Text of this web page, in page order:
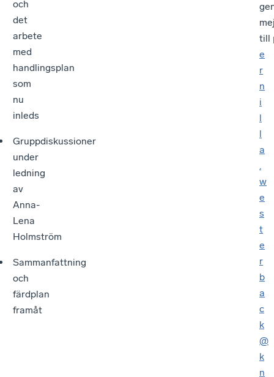
och
det
arbete
med
handlingsplan
som
nu
inleds
Gruppdiskussioner
under
ledning
av
Anna-
Lena
Holmström
Sammanfattning
och
färdplan
framåt
till
e
r
n
i
l
l
a
.
w
e
s
t
e
r
b
a
c
k
@
k
n